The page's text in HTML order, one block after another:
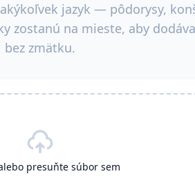
jazyk — pôdorysy,
zostanú na mieste, aby
bez zmätku.
presuňte súbor sem